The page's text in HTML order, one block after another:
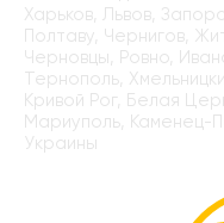
Харьков, Львов,
Полтаву, Чернигов,
Черновцы, Ровно,
Тернополь,
Кривой Рог, Белая
Мариуполь, Каменец-
Украины